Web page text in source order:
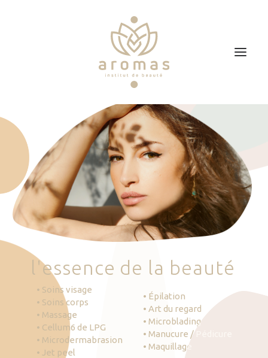
Soins
Je veux faire un bon cadeau
Plan d’accès
Prendre RDV
'essence de la beauté
• Soins visage
• Soins corps
• Massage
• Cellum6 de LPG
• Microdermabrasion
• Jet peel
• Épilation
• Art du regard
• Microblading
• Manucure / Pédicure
• Maquillage